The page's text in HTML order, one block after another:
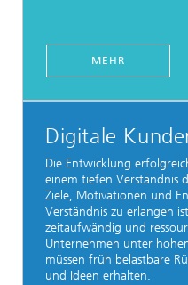
MEHR
Digitale
Die Entwicklung
einem tiefen Verständnis
Ziele, Motivationen und
Verständnis zu erlangen
zeitaufwändig und
Unternehmen unter
müssen früh belastbare
und Ideen erhalten.